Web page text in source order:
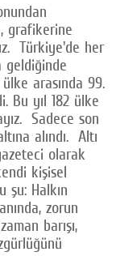
grafikerine
Türkiye'de her
geldiğinde
arasında 99.
Bu yıl 182 ülke
Sadece son
alındı. Altı
olarak
kişisel
şu: Halkın
zorun
barışı,